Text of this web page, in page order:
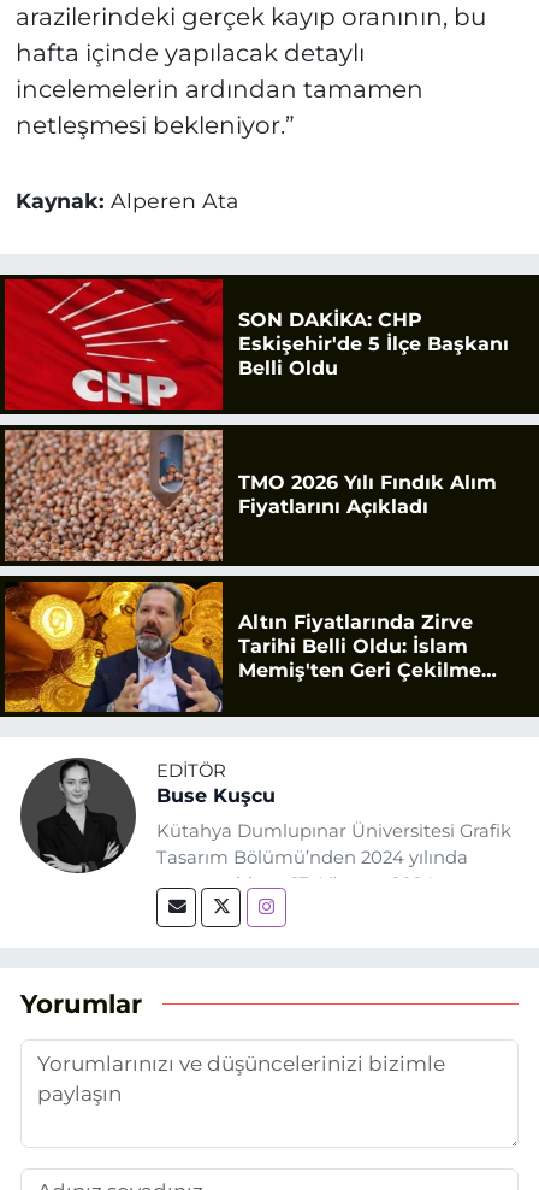
arazilerindeki gerçek kayıp oranının, bu
hafta içinde yapılacak detaylı
incelemelerin ardından tamamen
netleşmesi bekleniyor.”
Kaynak: Alperen Ata
SON DAKİKA: CHP
Eskişehir'de 5 İlçe Başkanı
Belli Oldu
TMO 2026 Yılı Fındık Alım
Fiyatlarını Açıkladı
Altın Fiyatlarında Zirve
Tarihi Belli Oldu: İslam
Memiş'ten Geri Çekilme
EDITÖR
Buse Kuşcu
Kütahya Dumlupınar Üniversitesi Grafik
Tasarım Bölümü’nden 2024 yılında
mezun oldum. 17 Ağustos 2024
tarihinde, Grafik Tasarım alanında staj
adım attım.
Yorumlar